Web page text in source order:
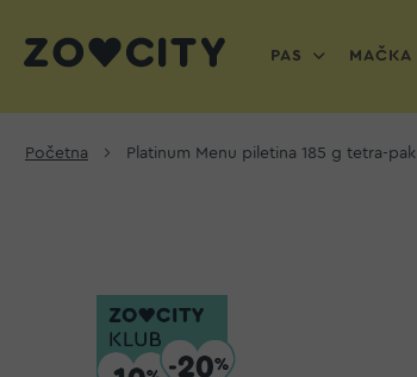
PAS MAČKA
Početna Platinum Menu piletina 185 g tetra-pak